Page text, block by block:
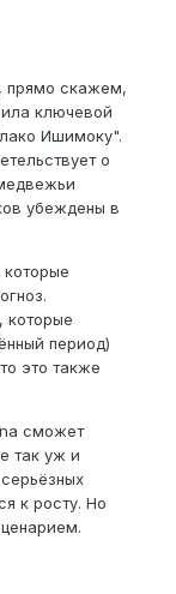
прямо скажем,
ключевой
Ишимоку".
о
убеждены в
которые
период)
это также
сможет
так уж и
к росту. Но